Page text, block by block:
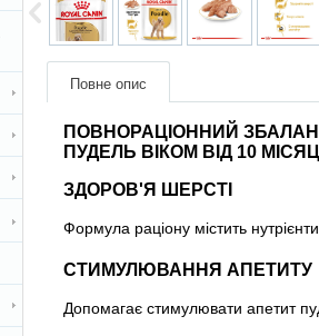
Повне опис
ПОВНОРАЦІОННИЙ
ПУДЕЛЬ ВІКОМ ВІД 10
ЗДОРОВ'Я ШЕРСТІ
Формула раціону містить
СТИМУЛЮВАННЯ АПЕТИТУ
Допомагає стимулювати апетит